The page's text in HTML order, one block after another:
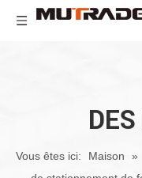
Vous êtes ici: Maison »